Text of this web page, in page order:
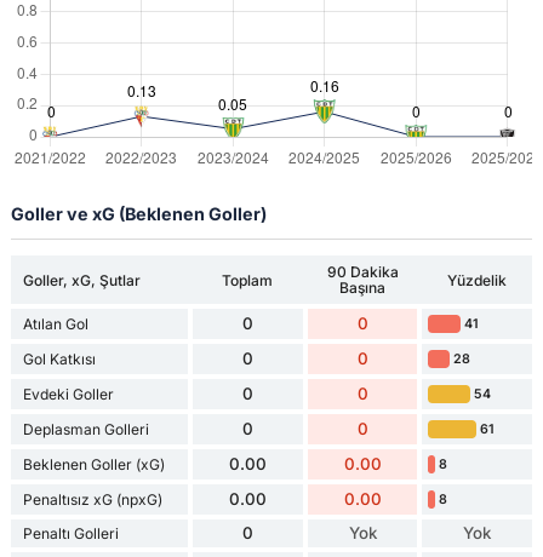
Goller ve xG (Beklenen Goller)
Goller, xG, Şutlar Toplam
90 Dakika
Başına
Yüzdelik
Atılan Gol 0 0 41
Gol Katkısı 0 0 28
Evdeki Goller 0 0 54
Deplasman Golleri 0 0 61
Beklenen Goller (xG) 0.00 0.00 8
Penaltısız xG (npxG) 0.00 0.00 8
Penaltı Golleri 0 Yok Yok